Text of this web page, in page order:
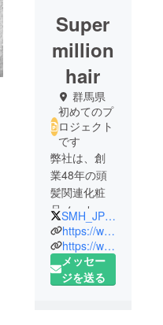
Super
million
hair
群馬県
初めてのプ
ロジェクト
です
弊社は、創
業48年の頭
髪関連化粧
品メーカー
です。主力
商品である
「スーパー
ミリオンヘ
SMH_JP_Official
https://www.ruan.co.jp/
https://www.instagram.com/smh.hf_men/?hl=ja
メッセー
ジを送る